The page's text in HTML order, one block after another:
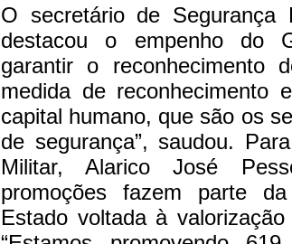
O secretário de Segurança
destacou o empenho do
garantir o reconhecimento
medida de reconhecimento
capital humano, que são os
de segurança”, saudou.
Militar, Alarico José
promoções fazem parte
Estado voltada à